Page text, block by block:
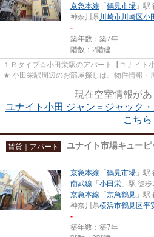
京急本線 「 鶴見市場 」駅
神奈川県川崎市川崎区小
-
築年数：築7年
階数：2階建
１Ｒタイプ☆小田栄駅のアパート【ユナイト
★ 小田栄駅周辺のお部屋探しは、物件情報・
現在空室情報があ
ユナイト小田 ジャン＝ジャック
こちら
賃貸｜アパート ユナイト市場キューピ
京急本線 「 鶴見市場 」駅
南武線 「 小田栄 」駅 徒
京急本線 「 京急鶴見 」駅
神奈川県横浜市鶴見区平
-
築年数：築7年